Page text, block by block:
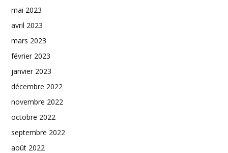
mai 2023
avril 2023
mars 2023
février 2023
janvier 2023
décembre 2022
novembre 2022
octobre 2022
septembre 2022
août 2022